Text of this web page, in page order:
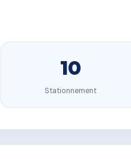
10
Stationnement